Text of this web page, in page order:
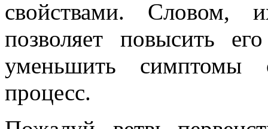
свойствами. Словом,
позволяет повысить
уменьшить симптомы
процесс.